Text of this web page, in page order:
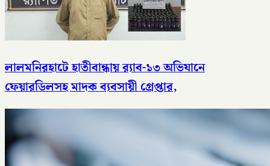
লালমনিরহাটে হাতীবান্ধায় র‌্যাব-১৩ অভিযানে
ফেয়ারডিলসহ মাদক ব্যবসায়ী গ্রেপ্তার,